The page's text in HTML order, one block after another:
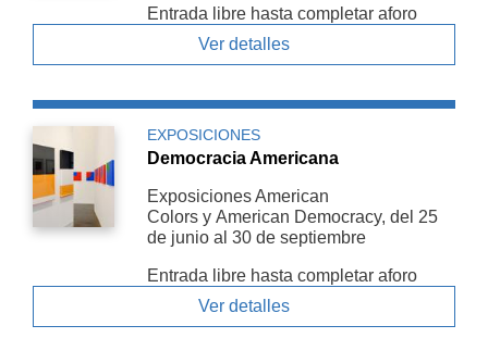
Entrada libre hasta completar aforo
Ver detalles
EXPOSICIONES
Democracia Americana
Exposiciones American
Colors y American De­mocracy, del 25
de junio al 30 de septiembre
Entrada libre hasta completar aforo
Ver detalles